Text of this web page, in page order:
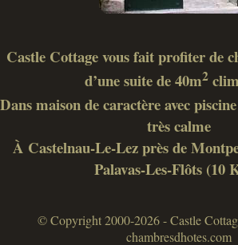
Castle Cottage vous fait profiter de
d’une suite de 40m2
Dans maison de caractère avec
très calme
À Castelnau-Le-Lez près de
Palavas-Les-Flôts (10
© Copyright 2000-2026 - Castle
chambresdhotes.com